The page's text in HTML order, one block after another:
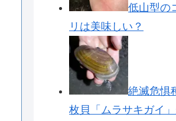
低山型の
リは美味しい？
絶滅危惧
枚貝「ムラサキガイ